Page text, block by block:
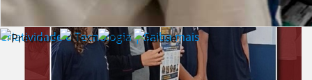
Criatividade e Tecnologia | Saiba mais